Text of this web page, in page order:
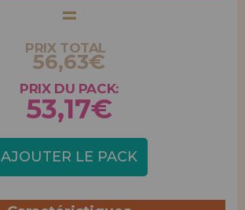
PRIX TOTAL
56,63€
PRIX DU PACK:
53,17€
AJOUTER LE PACK